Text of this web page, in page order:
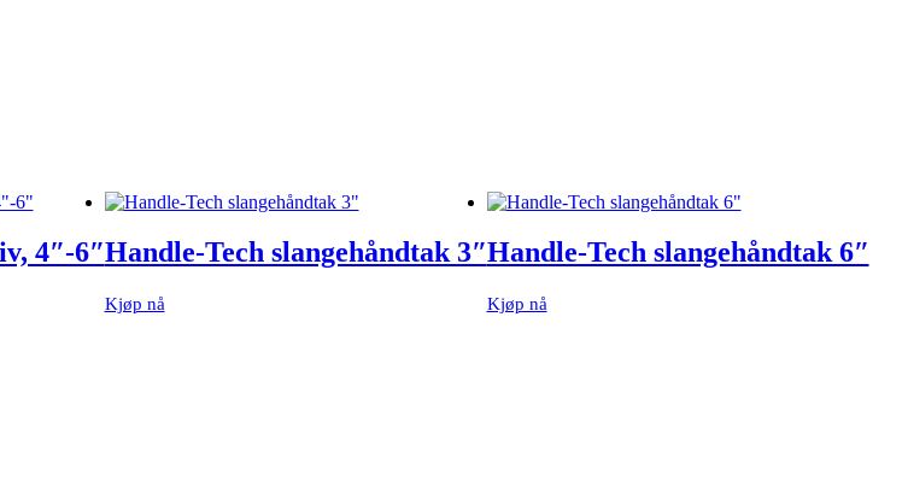
4″-6″Handle-Tech slangehåndtak 3″
Kjøp nå
Handle-Tech slangehåndtak 6″
Kjøp nå